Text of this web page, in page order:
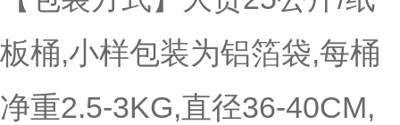
板桶,小样包装为铝箔袋,每桶
净重2.5-3KG,直径36-40CM,